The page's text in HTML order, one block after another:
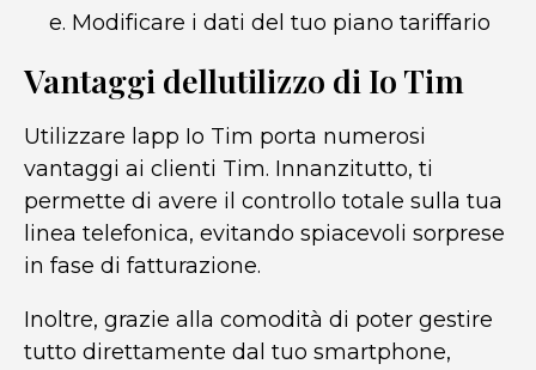
Modificare i dati del tuo piano tariffario
Vantaggi dellutilizzo di Io Tim
Utilizzare lapp Io Tim porta numerosi
vantaggi ai clienti Tim. Innanzitutto, ti
permette di avere il controllo totale sulla tua
linea telefonica, evitando spiacevoli sorprese
in fase di fatturazione.
Inoltre, grazie alla comodità di poter gestire
tutto direttamente dal tuo smartphone,